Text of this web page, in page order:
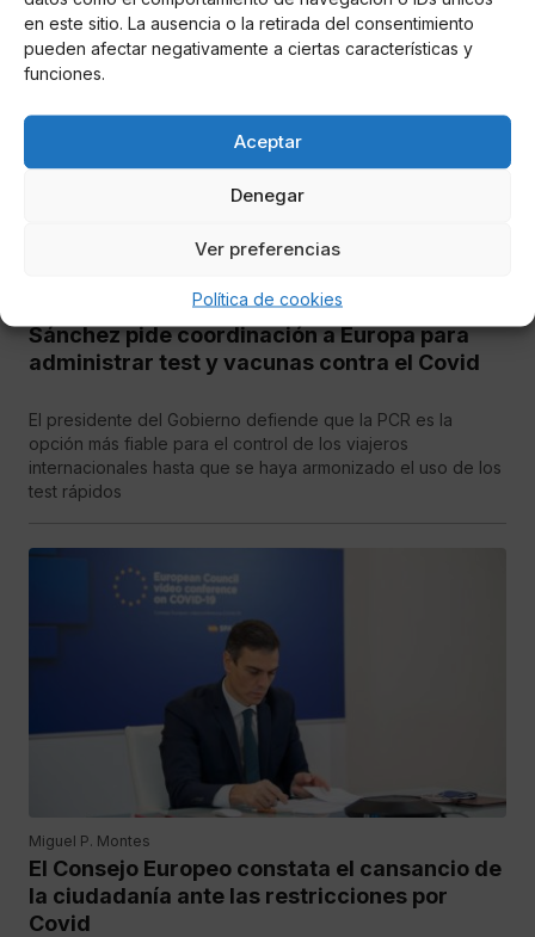
en este sitio. La ausencia o la retirada del consentimiento
pueden afectar negativamente a ciertas características y
funciones.
Aceptar
Denegar
Ver preferencias
Política de cookies
Sánchez pide coordinación a Europa para
administrar test y vacunas contra el Covid
El presidente del Gobierno defiende que la PCR es la
opción más fiable para el control de los viajeros
internacionales hasta que se haya armonizado el uso de los
test rápidos
Miguel P. Montes
El Consejo Europeo constata el cansancio de
la ciudadanía ante las restricciones por
Covid